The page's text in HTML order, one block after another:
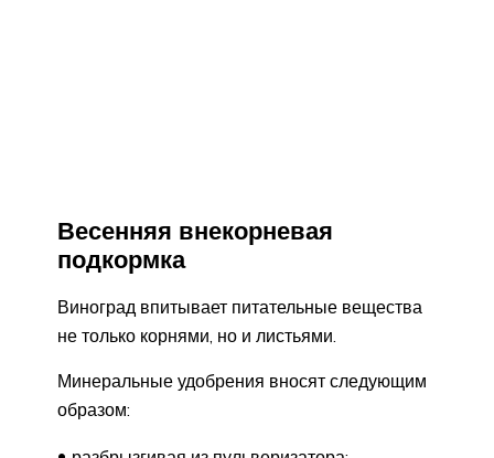
Весенняя внекорневая
подкормка
Виноград впитывает питательные вещества
не только корнями, но и листьями.
Минеральные удобрения вносят следующим
образом: